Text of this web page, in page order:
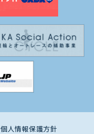
個人情報保護方針